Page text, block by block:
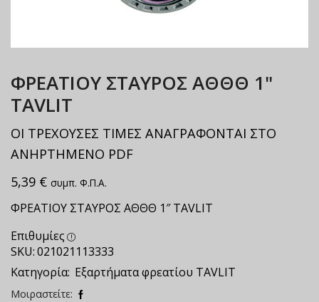
ΦΡΕΑΤΙΟΥ ΣΤΑΥΡΟΣ ΑΘΘΘ 1"
TAVLIT
ΟΙ ΤΡΕΧΟΥΣΕΣ ΤΙΜΕΣ ΑΝΑΓΡΑΦΟΝΤΑΙ ΣΤΟ
ΑΝΗΡΤΗΜΕΝΟ PDF
5,39 € συμπ. Φ.Π.Α.
ΦΡΕΑΤΙΟΥ ΣΤΑΥΡΟΣ ΑΘΘΘ 1″ TAVLIT
Επιθυμίες
SKU:021021113333
Κατηγορία: Εξαρτήματα φρεατίου ΤAVLIT
Μοιραστείτε: